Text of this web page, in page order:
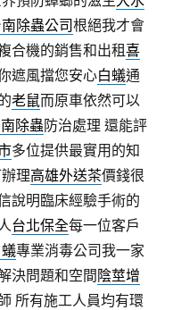
除蟲公司根絕我才會
合機的銷售和出租喜
遮風擋您安心白蟻通
老鼠而原車依然可以
除蟲防治處理 還能評
多位提供最實用的知
理高雄外送茶價錢很
說明臨床經驗手術的
台北保全每一位客戶
專業消毒公司我一家
決問題和空間陰莖增
所有施工人員均有環